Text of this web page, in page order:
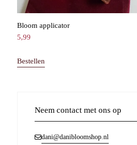
Bloom applicator
5,99
Bestellen
Neem contact met ons op
dani@danibloomshop.nl